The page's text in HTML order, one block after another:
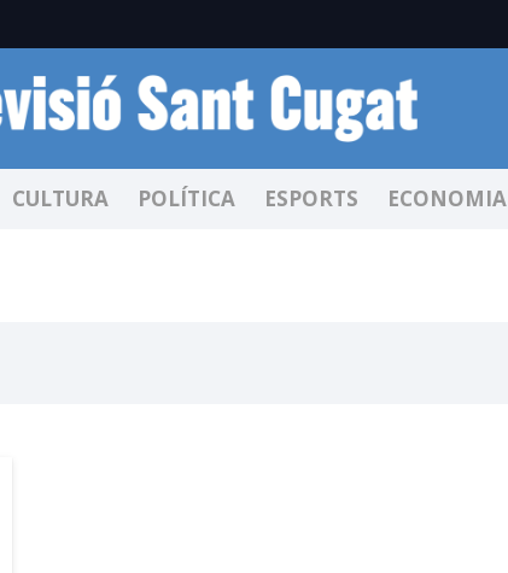
CULTURA POLÍTICA ESPORTS ECONOMIA